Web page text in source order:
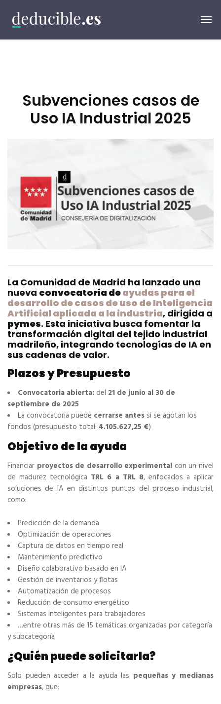
Subvenciones casos de
Uso IA Industrial 2025
La Comunidad de Madrid ha lanzado una
nueva convocatoria deayudas para el
desarrollo de casos de uso de Inteligencia
Artificial aplicada a la industria, dirigida a
pymes. Esta iniciativa busca fomentar la
transformación digital del tejido industrial
madrileño, integrando tecnologías de IA en
sus cadenas de valor.
Plazos y Presupuesto
Convocatoria abierta: del 21 de junio al 30 de
septiembre de 2025
La convocatoria puede cerrarse antes si se agotan los
fondos (presupuesto total: 4.105.627,25 €)
Objetivo de la ayuda
Financiar proyectos de desarrollo experimental con un nivel
de madurez tecnológica TRL 6 a TRL 8, enfocados a aplicar
soluciones de IA en distintos puntos del proceso industrial,
como:
Predicción de la demanda
Optimización de operaciones
Captura de datos en tiempo real
Mantenimiento predictivo
Diseño colaborativo basado en IA
Gestión de inventarios y flotas
Automatización de procesos
Reducción de consumo energético
Sistemas inteligentes para trabajadores
…entre otras más de 15 temáticas organizadas por categoría
y subcategoría
¿Quién puede solicitarla?
Solo pueden acceder a la ayuda las pequeñas y medianas
empresas, que: